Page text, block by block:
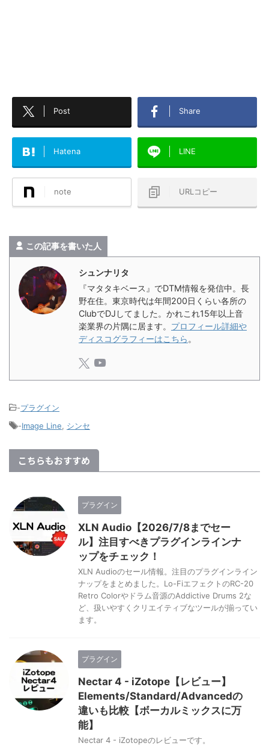
Post Share
Hatena LINE
note URLコピー
この記事を書いた人
シュンナリタ
『マタタキベース』でDTM情報を発信中。長
野在住。東京時代は年間200日くらい各所の
ClubでDJしてました。かれこれ15年以上音
楽業界の片隅に居ます。 プロフィール詳細や
ディスコグラフィーはこちら 。
-プラグイン
-Image Line シンセ
こちらもおすすめ
プラグイン
XLN Audio【2026/7/8までセー
ル】注目すべきプラグインラインナ
ップをチェック！
XLN Audioのセール情報。注目のプラグインライン
ナップをまとめました。Lo-FiエフェクトのRC-20
Retro Colorやドラム音源のAddictive Drums 2な
ど、扱いやすくクリエイティブなツールが揃ってい
ます。
プラグイン
Nectar 4 - iZotope【レビュー】
Elements/Standard/Advancedの
違いも比較【ボーカルミックスに万
能】
Nectar 4 - iZotopeのレビューです。